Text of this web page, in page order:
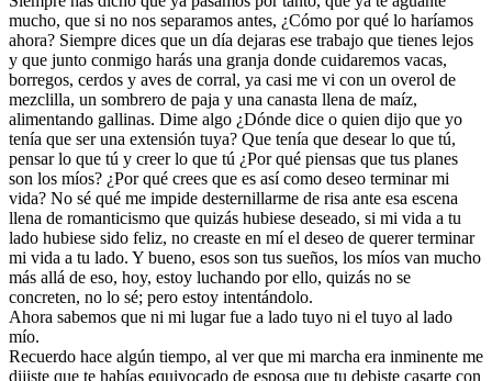
mucho, que si no nos separamos antes, ¿Cómo por qué lo haríamos
ahora? Siempre dices que un día dejaras ese trabajo que tienes lejos
y que junto conmigo harás una granja donde cuidaremos vacas,
borregos, cerdos y aves de corral, ya casi me vi con un overol de
mezclilla, un sombrero de paja y una canasta llena de maíz,
alimentando gallinas. Dime algo ¿Dónde dice o quien dijo que yo
tenía que ser una extensión tuya? Que tenía que desear lo que tú,
pensar lo que tú y creer lo que tú ¿Por qué piensas que tus planes
son los míos? ¿Por qué crees que es así como deseo terminar mi
vida? No sé qué me impide desternillarme de risa ante esa escena
llena de romanticismo que quizás hubiese deseado, si mi vida a tu
lado hubiese sido feliz, no creaste en mí el deseo de querer terminar
mi vida a tu lado. Y bueno, esos son tus sueños, los míos van mucho
más allá de eso, hoy, estoy luchando por ello, quizás no se
concreten, no lo sé; pero estoy intentándolo.
Ahora sabemos que ni mi lugar fue a lado tuyo ni el tuyo al lado
mío.
Recuerdo hace algún tiempo, al ver que mi marcha era inminente me
dijiste que te habías equivocado de esposa que tu debiste casarte con